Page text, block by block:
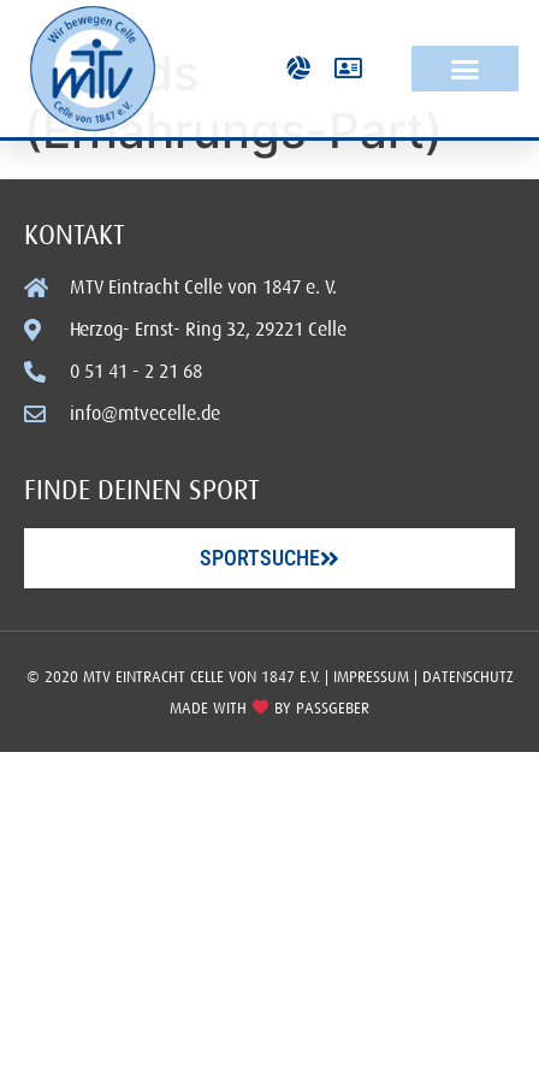
XL Kids
(Ernährungs-Part)
KONTAKT
MTV Eintracht Celle von 1847 e. V.
Herzog- Ernst- Ring 32, 29221 Celle
0 51 41 - 2 21 68
info@mtvecelle.de
FINDE DEINEN SPORT
SPORTSUCHE
© 2020 MTV EINTRACHT CELLE VON 1847 E.V. | IMPRESSUM| DATENSCHUTZ
MADE WITH
BY PASSGEBER